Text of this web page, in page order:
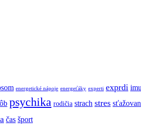
energetické nápoje energeťáky experti exprdi
psychika rodičia strach stres
čas šport